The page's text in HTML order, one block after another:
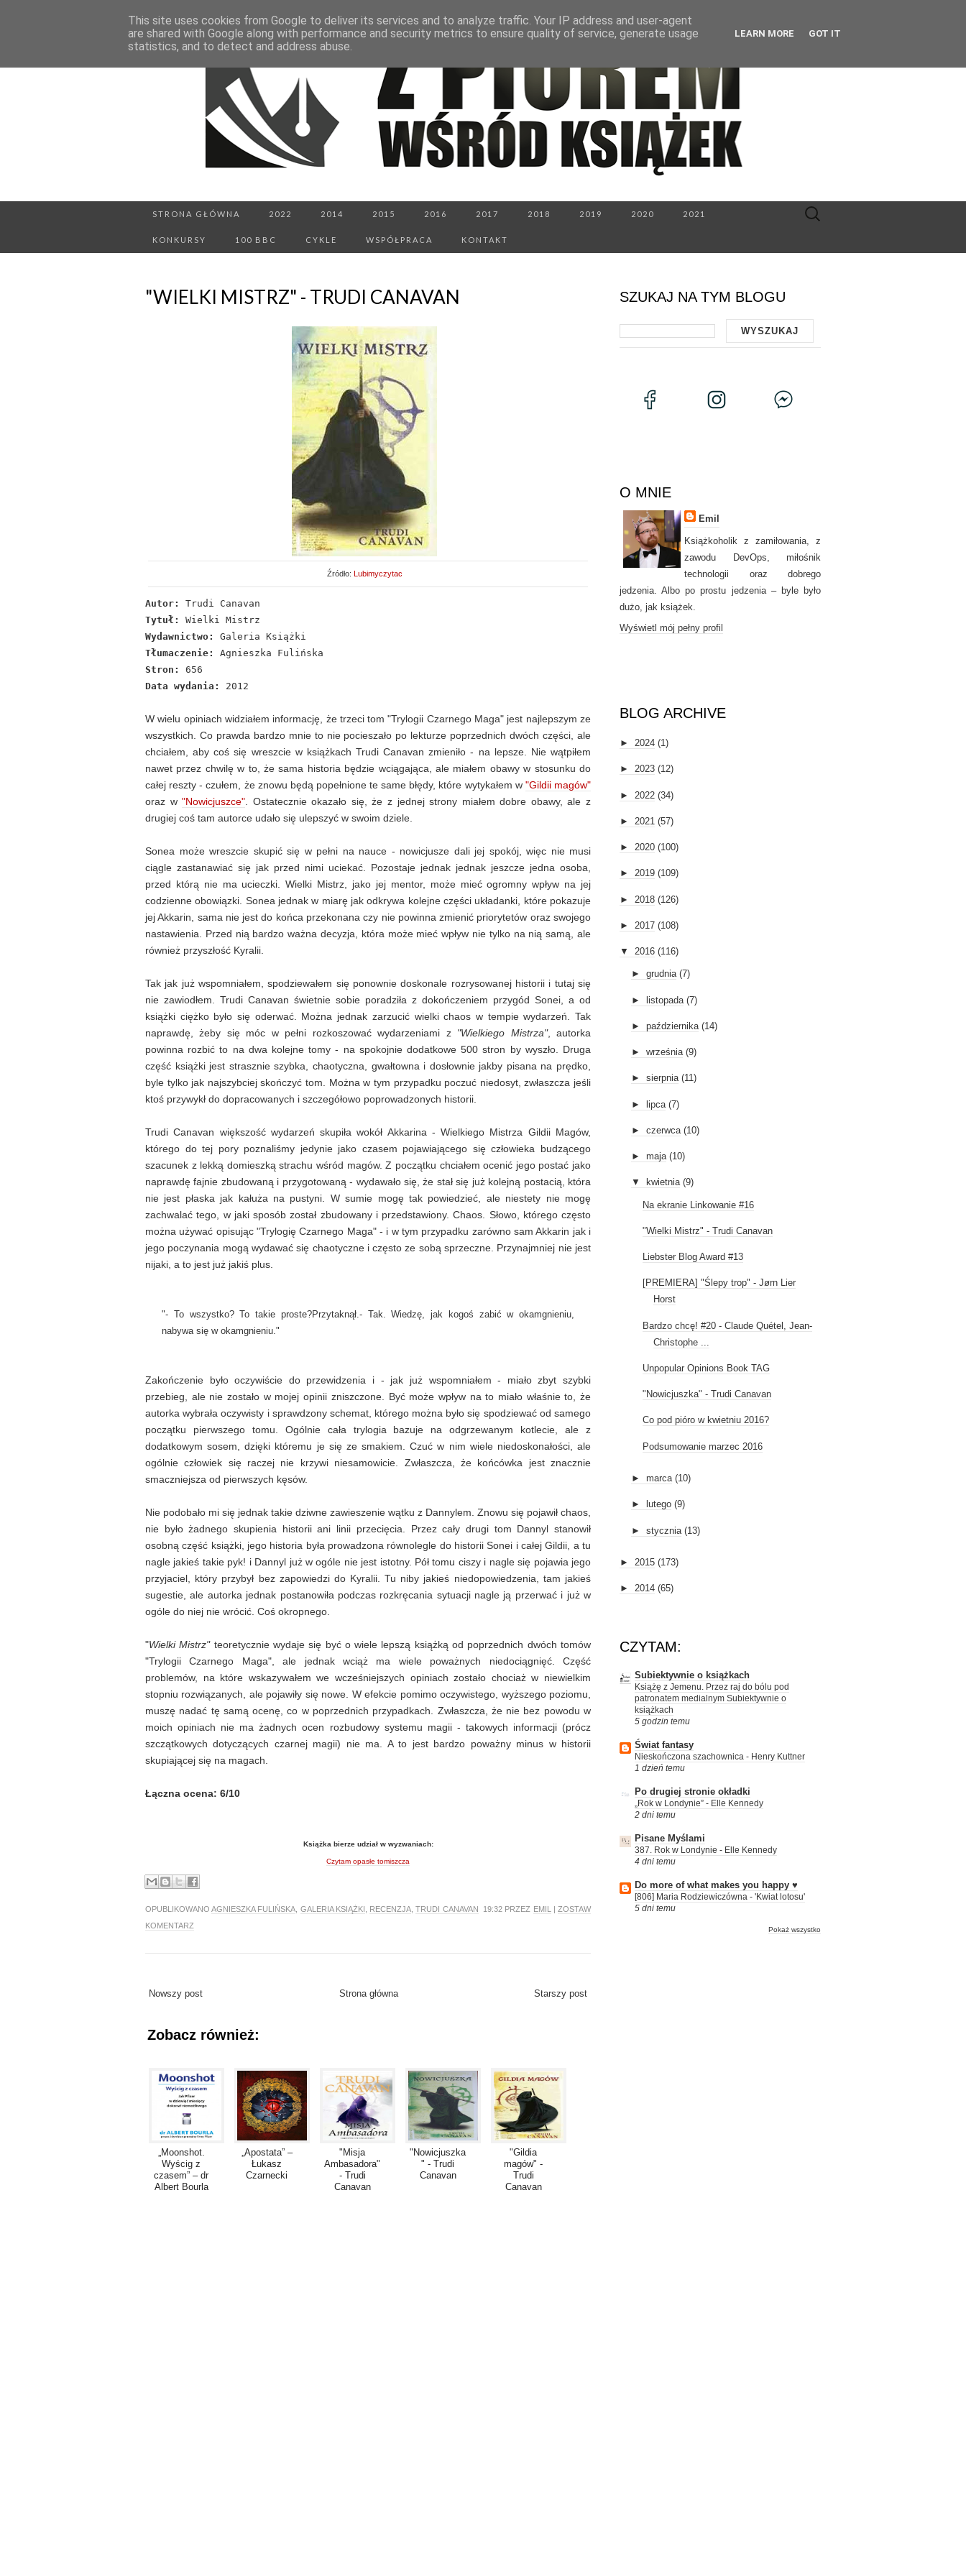
STRONA GŁÓWNA 2022 2014 2015 2016 2017 2018 2019 2020 2021
KONKURSY 100 BBC CYKLE WSPÓŁPRACA KONTAKT
Search
"WIELKI MISTRZ" - TRUDI CANAVAN
Źródło: Lubimyczytac
Autor:
Trudi Canavan
Tytuł: Wielki Mistrz
Wydawnictwo:
Galeria Książki
Tłumaczenie:
Agnieszka Fulińska
Stron: 656
Data wydania:
2012
W wielu opiniach widziałem informację, że trzeci tom "Trylogii Czarnego Maga" jest najlepszym ze
wszystkich. Co prawda bardzo mnie to nie pocieszało po lekturze poprzednich dwóch części, ale
chciałem, aby coś się wreszcie w książkach Trudi Canavan zmieniło - na lepsze. Nie wątpiłem
nawet przez chwilę w to, że sama historia będzie wciągająca, ale miałem obawy w stosunku do
całej reszty - czułem, że znowu będą popełnione te same błędy, które wytykałem w "Gildii magów"
oraz w"Nowicjuszce" . Ostatecznie okazało się, że z jednej strony miałem dobre obawy, ale z
drugiej coś tam autorce udało się ulepszyć w swoim dziele.
Sonea może wreszcie skupić się w pełni na nauce - nowicjusze dali jej spokój, więc nie musi
ciągle zastanawiać się jak przed nimi uciekać. Pozostaje jednak jednak jeszcze jedna osoba,
przed którą nie ma ucieczki. Wielki Mistrz, jako jej mentor, może mieć ogromny wpływ na jej
codzienne obowiązki. Sonea jednak w miarę jak odkrywa kolejne części układanki, które pokazuje
jej Akkarin, sama nie jest do końca przekonana czy nie powinna zmienić priorytetów oraz swojego
nastawienia. Przed nią bardzo ważna decyzja, która może mieć wpływ nie tylko na nią samą, ale
również przyszłość Kyralii.
Tak jak już wspomniałem, spodziewałem się ponownie doskonale rozrysowanej historii i tutaj się
nie zawiodłem. Trudi Canavan świetnie sobie poradziła z dokończeniem przygód Sonei, a od
książki ciężko było się oderwać. Można jednak zarzucić wielki chaos w tempie wydarzeń. Tak
naprawdę, żeby się móc w pełni rozkoszować wydarzeniami z "Wielkiego Mistrza", autorka
powinna rozbić to na dwa kolejne tomy - na spokojnie dodatkowe 500 stron by wyszło. Druga
część książki jest strasznie szybka, chaotyczna, gwałtowna i dosłownie jakby pisana na prędko,
byle tylko jak najszybciej skończyć tom. Można w tym przypadku poczuć niedosyt, zwłaszcza jeśli
ktoś przywykł do dopracowanych i szczegółowo poprowadzonych historii.
Trudi Canavan większość wydarzeń skupiła wokół Akkarina - Wielkiego Mistrza Gildii Magów,
którego do tej pory poznaliśmy jedynie jako czasem pojawiającego się człowieka budzącego
szacunek z lekką domieszką strachu wśród magów. Z początku chciałem ocenić jego postać jako
naprawdę fajnie zbudowaną i przygotowaną - wydawało się, że stał się już kolejną postacią, która
nie jest płaska jak kałuża na pustyni. W sumie mogę tak powiedzieć, ale niestety nie mogę
zachwalać tego, w jaki sposób został zbudowany i przedstawiony. Chaos. Słowo, którego często
można używać opisując "Trylogię Czarnego Maga" - i w tym przypadku zarówno sam Akkarin jak i
jego poczynania mogą wydawać się chaotyczne i często ze sobą sprzeczne. Przynajmniej nie jest
nijaki, a to jest już jakiś plus.
"- To wszystko? To takie proste?Przytaknął.- Tak. Wiedzę, jak kogoś zabić w okamgnieniu,
nabywa się w okamgnieniu."
Zakończenie było oczywiście do przewidzenia i - jak już wspomniałem - miało zbyt szybki
przebieg, ale nie zostało w mojej opinii zniszczone. Być może wpływ na to miało właśnie to, że
autorka wybrała oczywisty i sprawdzony schemat, którego można było się spodziewać od samego
początku pierwszego tomu. Ogólnie cała trylogia bazuje na odgrzewanym kotlecie, ale z
dodatkowym sosem, dzięki któremu je się ze smakiem. Czuć w nim wiele niedoskonałości, ale
ogólnie człowiek się raczej nie krzywi niesamowicie. Zwłaszcza, że końcówka jest znacznie
smaczniejsza od pierwszych kęsów.
Nie podobało mi się jednak takie dziwne zawieszenie wątku z Dannylem. Znowu się pojawił chaos,
nie było żadnego skupienia historii ani linii przecięcia. Przez cały drugi tom Dannyl stanowił
osobną część książki, jego historia była prowadzona równolegle do historii Sonei i całej Gildii, a tu
nagle jakieś takie pyk! i Dannyl już w ogóle nie jest istotny. Pół tomu ciszy i nagle się pojawia jego
przyjaciel, który przybył bez zapowiedzi do Kyralii. Tu niby jakieś niedopowiedzenia, tam jakieś
sugestie, ale autorka jednak postanowiła podczas rozkręcania sytuacji nagle ją przerwać i już w
ogóle do niej nie wrócić. Coś okropnego.
"Wielki Mistrz"teoretycznie wydaje się być o wiele lepszą książką od poprzednich dwóch tomów
"Trylogii Czarnego Maga", ale jednak wciąż ma wiele poważnych niedociągnięć. Część
problemów, na które wskazywałem we wcześniejszych opiniach zostało chociaż w niewielkim
stopniu rozwiązanych, ale pojawiły się nowe. W efekcie pomimo oczywistego, wyższego poziomu,
muszę nadać tę samą ocenę, co w poprzednich przypadkach. Zwłaszcza, że nie bez powodu w
moich opiniach nie ma żadnych ocen rozbudowy systemu magii - takowych informacji (prócz
szczątkowych dotyczących czarnej magii) nie ma. A to jest bardzo poważny minus w historii
skupiającej się na magach.
Łączna ocena: 6/10
Książka bierze udział w wyzwaniach:
Czytam opasłe tomiszcza
OPUBLIKOWANOAGNIESZKA FULIŃSKA GALERIA KSIĄŻKI RECENZJA ,TRUDI CANAVAN 19:32 PRZEZ EMIL |ZOSTAW
KOMENTARZ
Nowszy post Starszy post
Strona główna
Zobacz również:
„Moonshot.
Wyścig z
czasem” – dr
Albert Bourla
„Apostata” –
Łukasz
Czarnecki
"Misja
Ambasadora"
- Trudi
Canavan
"Nowicjuszka
" - Trudi
Canavan
"Gildia
magów" -
Trudi
Canavan
SZUKAJ NA TYM BLOGU
O MNIE
Emil
Książkoholik z zamiłowania, z
zawodu DevOps, miłośnik
technologii oraz dobrego
jedzenia. Albo po prostu jedzenia – byle było
dużo, jak książek.
Wyświetl mój pełny profil
BLOG ARCHIVE
► 2024 (1)
► 2023 (12)
► 2022 (34)
► 2021 (57)
► 2020 (100)
► 2019 (109)
► 2018 (126)
► 2017 (108)
▼ 2016 (116)
► grudnia (7)
► listopada (7)
► października (14)
► września (9)
► sierpnia (11)
► lipca (7)
► czerwca (10)
► maja (10)
▼ kwietnia (9)
Na ekranie Linkowanie #16
"Wielki Mistrz" - Trudi Canavan
Liebster Blog Award #13
[PREMIERA] "Ślepy trop" - Jørn Lier
Horst
Bardzo chcę! #20 - Claude Quétel, Jean-
Christophe ...
Unpopular Opinions Book TAG
"Nowicjuszka" - Trudi Canavan
Co pod pióro w kwietniu 2016?
Podsumowanie marzec 2016
► marca (10)
► lutego (9)
► stycznia (13)
► 2015 (173)
► 2014 (65)
CZYTAM:
Subiektywnie o książkach
Książę z Jemenu. Przez raj do bólu pod
patronatem medialnym Subiektywnie o
książkach
5 godzin temu
Świat fantasy
Nieskończona szachownica - Henry Kuttner
1 dzień temu
Po drugiej stronie okładki
„Rok w Londynie” - Elle Kennedy
2 dni temu
Pisane Myślami
387. Rok w Londynie - Elle Kennedy
4 dni temu
Do more of what makes you happy ♥
[806] Maria Rodziewiczówna - 'Kwiat lotosu'
5 dni temu
Pokaż wszystko
This site uses cookies from Google to deliver its services and to analyze traffic. Your IP address and user-agent
are shared with Google along with performance and security metrics to ensure quality of service, generate usage
statistics, and to detect and address abuse.
LEARN MORE GOT IT